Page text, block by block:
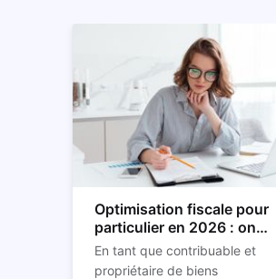
Optimisation fiscale pour
particulier en 2026 : on
vous explique tout
En tant que contribuable et
propriétaire de biens